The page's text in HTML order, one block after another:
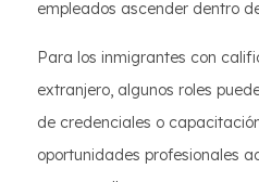
empleados ascender dentro
Para los inmigrantes con
extranjero, algunos roles
de credenciales o
oportunidades profesionales